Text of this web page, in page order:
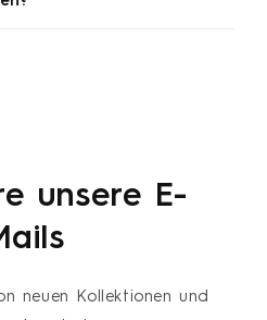
unsere E-
neuen Kollektionen und